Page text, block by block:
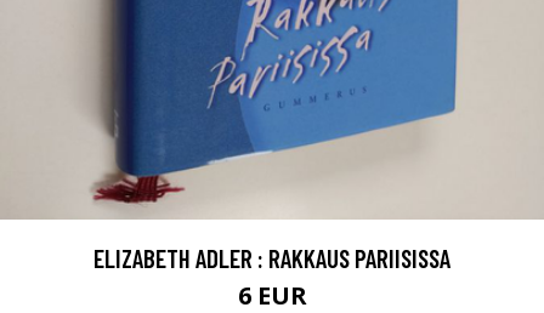
ELIZABETH ADLER : RAKKAUS PARIISISSA
6 EUR